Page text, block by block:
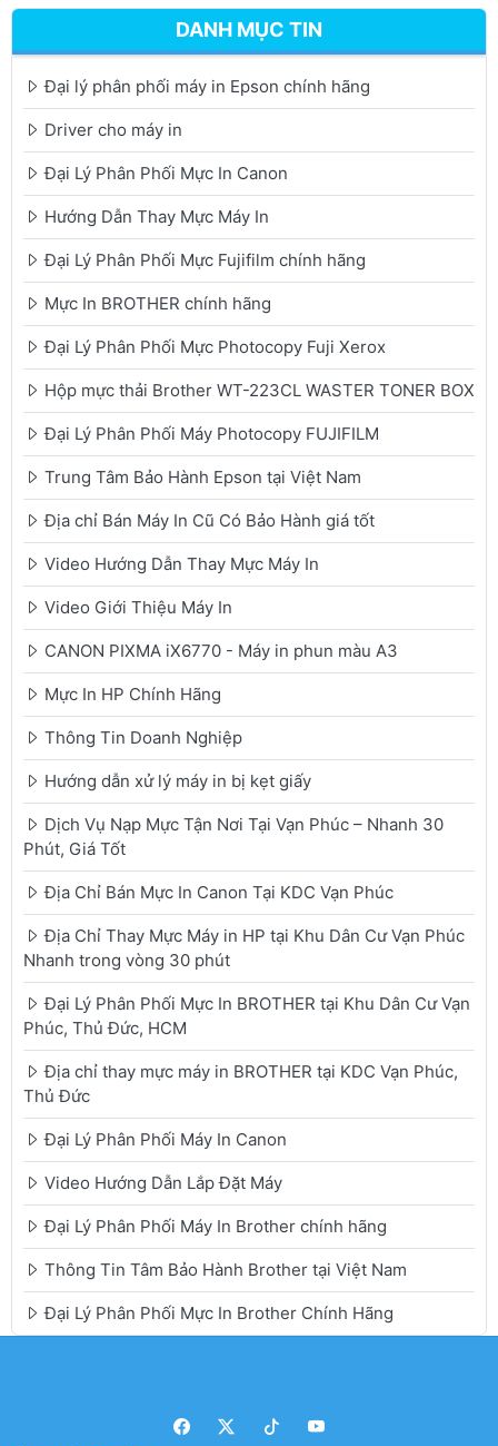
DANH MỤC TIN
Đại lý phân phối máy in Epson chính hãng
Driver cho máy in
Đại Lý Phân Phối Mực In Canon
Hướng Dẫn Thay Mực Máy In
Đại Lý Phân Phối Mực Fujifilm chính hãng
Mực In BROTHER chính hãng
Đại Lý Phân Phối Mực Photocopy Fuji Xerox
Hộp mực thải Brother WT-223CL WASTER TONER BOX
Đại Lý Phân Phối Máy Photocopy FUJIFILM
Trung Tâm Bảo Hành Epson tại Việt Nam
Địa chỉ Bán Máy In Cũ Có Bảo Hành giá tốt
Video Hướng Dẫn Thay Mực Máy In
Video Giới Thiệu Máy In
CANON PIXMA iX6770 - Máy in phun màu A3
Mực In HP Chính Hãng
Thông Tin Doanh Nghiệp
Hướng dẫn xử lý máy in bị kẹt giấy
Dịch Vụ Nạp Mực Tận Nơi Tại Vạn Phúc – Nhanh 30
Phút, Giá Tốt
Địa Chỉ Bán Mực In Canon Tại KDC Vạn Phúc
Địa Chỉ Thay Mực Máy in HP tại Khu Dân Cư Vạn Phúc
Nhanh trong vòng 30 phút
Đại Lý Phân Phối Mực In BROTHER tại Khu Dân Cư Vạn
Phúc, Thủ Đức, HCM
Địa chỉ thay mực máy in BROTHER tại KDC Vạn Phúc,
Thủ Đức
Đại Lý Phân Phối Máy In Canon
Video Hướng Dẫn Lắp Đặt Máy
Đại Lý Phân Phối Máy In Brother chính hãng
Thông Tin Tâm Bảo Hành Brother tại Việt Nam
Đại Lý Phân Phối Mực In Brother Chính Hãng